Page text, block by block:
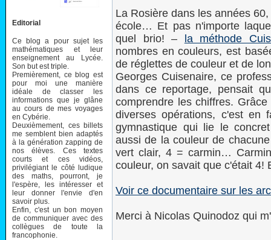
Editorial
Ce blog a pour sujet les
mathématiques et leur
enseignement au Lycée.
Son but est triple.
Premièrement, ce blog est
pour moi une manière
idéale de classer les
informations que je glâne
au cours de mes voyages
en Cybérie.
Deuxièmement, ces billets
me semblent bien adaptés
à la génération zapping de
nos élèves. Ces textes
courts et ces vidéos,
privilégiant le côté ludique
des maths, pourront, je
l'espère, les intéresser et
leur donner l'envie d'en
savoir plus.
Enfin, c'est un bon moyen
de communiquer avec des
collègues de toute la
francophonie.
La Rosière dans les années
école… Et pas n'importe
quel brio! –
la méthode
nombres en couleurs, est
de réglettes de couleur et de
Georges Cuisenaire, ce
dans ce reportage, pensait
comprendre les chiffres.
diverses opérations, c'est en
gymnastique qui lie le
aussi de la couleur de
vert clair, 4 = carmin…
couleur, on savait que c'était 4!
Voir ce documentaire sur les
Merci à Nicolas Quinodoz qui